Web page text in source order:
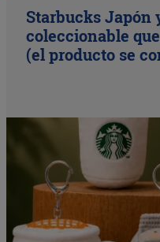
Starbucks Japón
coleccionable
(el producto se